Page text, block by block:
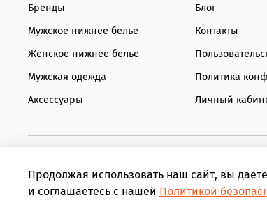
Бренды
Мужское нижнее белье
Женское нижнее белье
Мужская одежда
Аксессуары
Блог
Контакты
Политика
Личный
Продолжая использовать наш сайт, вы
и соглашаетесь с нашей Политикой